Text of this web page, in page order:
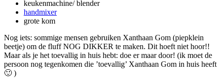
keukenmachine/ blender
handmixer
grote kom
Nog iets: sommige mensen gebruiken Xanthaan Gom (piepklein
beetje) om de fluff NOG DIKKER te maken. Dit hoeft niet hoor!!
Maar als je het toevallig in huis hebt: doe er maar door! (ik moet de
persoon nog tegenkomen die ’toevallig’ Xanthaan Gom in huis heeft
🙂 )